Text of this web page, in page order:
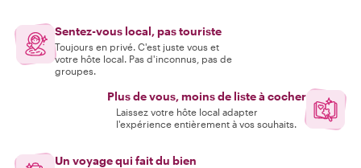
Sentez-vous local, pas touriste
Toujours en privé. C'est juste vous et
votre hôte local. Pas d'inconnus, pas de
groupes.
Plus de vous, moins de liste à cocher
Laissez votre hôte local adapter
l'expérience entièrement à vos souhaits.
Un voyage qui fait du bien